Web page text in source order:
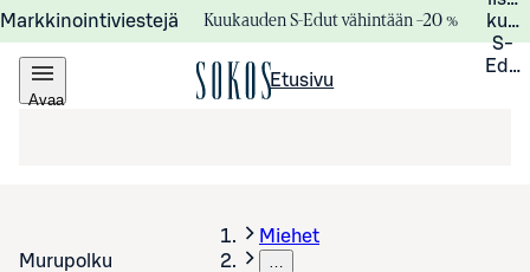
Markkinointiviestejä Kuukauden S-Edut vähintään –20 %
S-
Avaa
Etusivu
Murupolku
Miehet
…